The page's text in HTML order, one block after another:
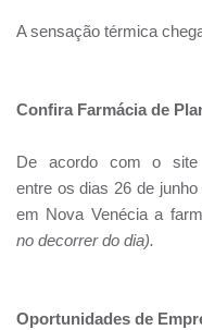
A sensação térmica
Confira Farmácia de
De acordo com o site
entre os dias 26 de
em Nova Venécia a
no decorrer do dia).
Oportunidades de